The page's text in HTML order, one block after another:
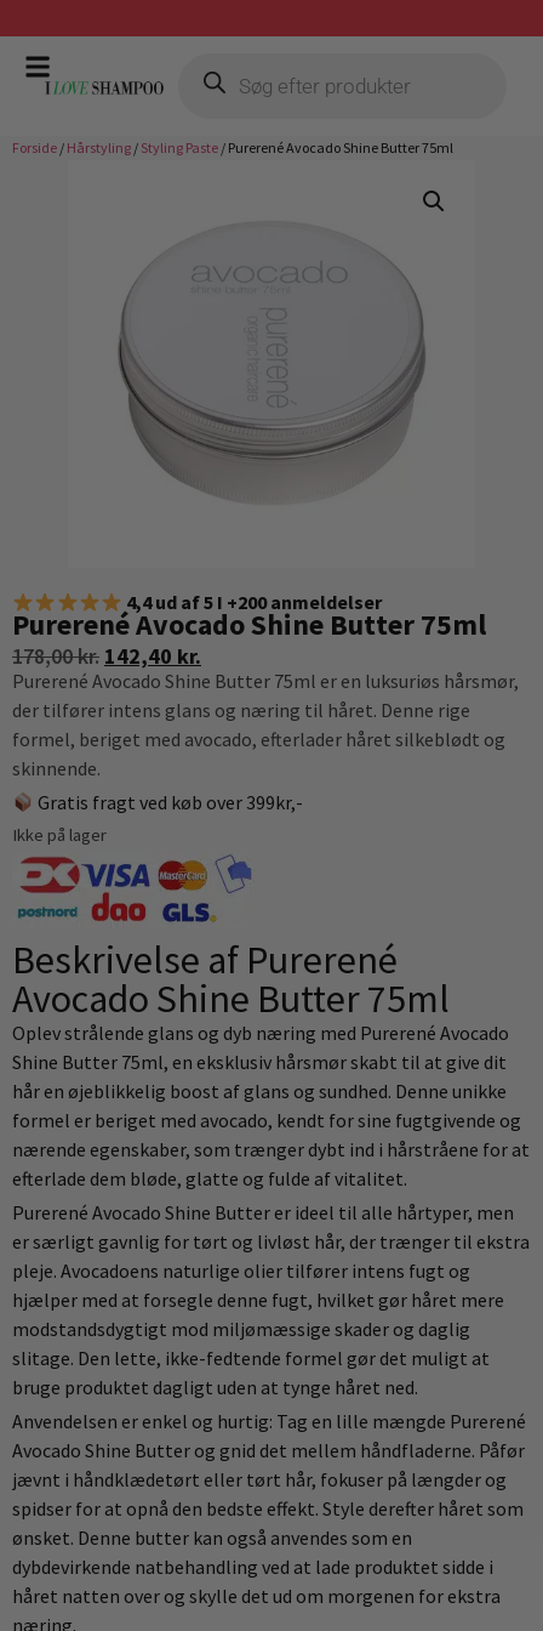
Prismatch mod billigste forhandler
Forside / Hårstyling / Styling Paste / Purerené Avocado Shine Butter 75ml
4,4 ud af 5 I +200 anmeldelser
Purerené Avocado Shine Butter 75ml
178,00kr. 142,40 kr.
Purerené Avocado Shine Butter 75ml er en luksuriøs hårsmør,
der tilfører intens glans og næring til håret. Denne rige
formel, beriget med avocado, efterlader håret silkeblødt og
skinnende.
Gratis fragt ved køb over 399kr,-
Ikke på lager
Beskrivelse af Purerené
Avocado Shine Butter 75ml
Oplev strålende glans og dyb næring med Purerené Avocado
Shine Butter 75ml, en eksklusiv hårsmør skabt til at give dit
hår en øjeblikkelig boost af glans og sundhed. Denne unikke
formel er beriget med avocado, kendt for sine fugtgivende og
nærende egenskaber, som trænger dybt ind i hårstråene for at
efterlade dem bløde, glatte og fulde af vitalitet.
Purerené Avocado Shine Butter er ideel til alle hårtyper, men
er særligt gavnlig for tørt og livløst hår, der trænger til ekstra
pleje. Avocadoens naturlige olier tilfører intens fugt og
hjælper med at forsegle denne fugt, hvilket gør håret mere
modstandsdygtigt mod miljømæssige skader og daglig
slitage. Den lette, ikke-fedtende formel gør det muligt at
bruge produktet dagligt uden at tynge håret ned.
Anvendelsen er enkel og hurtig: Tag en lille mængde Purerené
Avocado Shine Butter og gnid det mellem håndfladerne. Påfør
jævnt i håndklædetørt eller tørt hår, fokuser på længder og
spidser for at opnå den bedste effekt. Style derefter håret som
ønsket. Denne butter kan også anvendes som en
dybdevirkende natbehandling ved at lade produktet sidde i
håret natten over og skylle det ud om morgenen for ekstra
næring.